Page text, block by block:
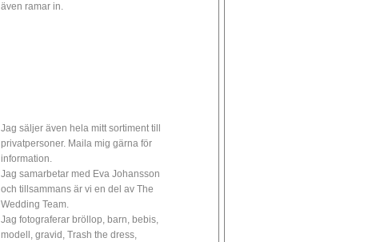
även ramar in.
Jag säljer även hela mitt sortiment till
privatpersoner. Maila mig gärna för
information.
Jag samarbetar med Eva Johansson
och tillsammans är vi en del av The
Wedding Team.
Jag fotograferar bröllop, barn, bebis,
modell, gravid, Trash the dress,